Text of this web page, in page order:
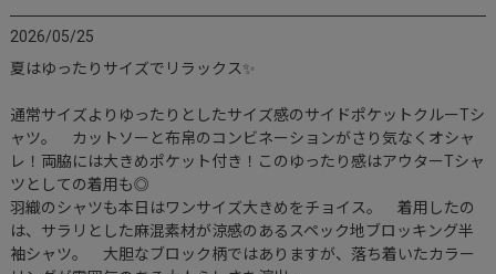
2026/05/25
夏はゆったりサイズでリラックス✨
通常サイズよりゆったりとしたサイズ感のサイドポケットクルーTシ
ャツ。　カットソーと布帛のコンビネーションがさり気なくオシャ
レ！両脇には大きめポケット付き！このゆったり感はアウターTシャ
ツとしての着用も◎
羽織のシャツも本日はワンサイズ大きめをチョイス。　着用したの
は、サラリとした麻混素材が涼感のあるスペック地ブロッキング半
袖シャツ。　大胆なブロック柄ではありますが、落ち着いたカラー